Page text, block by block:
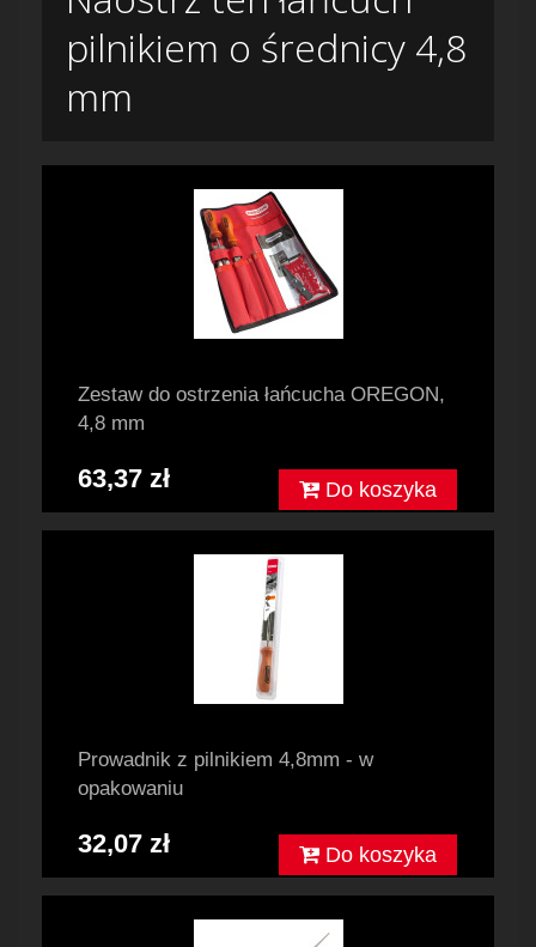
pilnikiem o średnicy 4,8
mm
Zestaw do ostrzenia łańcucha OREGON,
4,8 mm
63,37 zł Do koszyka
Prowadnik z pilnikiem 4,8mm - w
opakowaniu
32,07 zł Do koszyka